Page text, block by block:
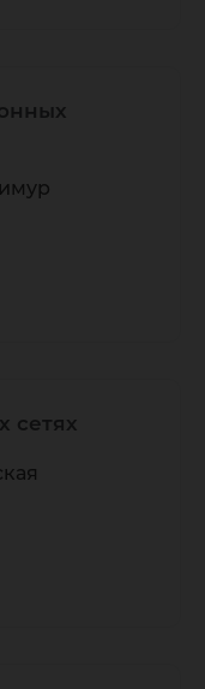
сетях